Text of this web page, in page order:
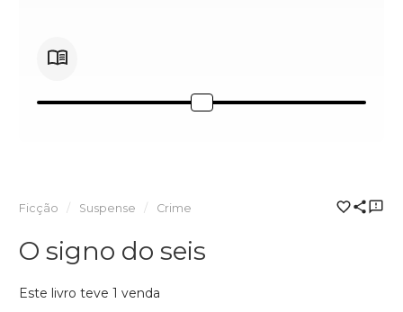
Ficção Suspense Crime
O signo do seis
Este livro teve 1 venda